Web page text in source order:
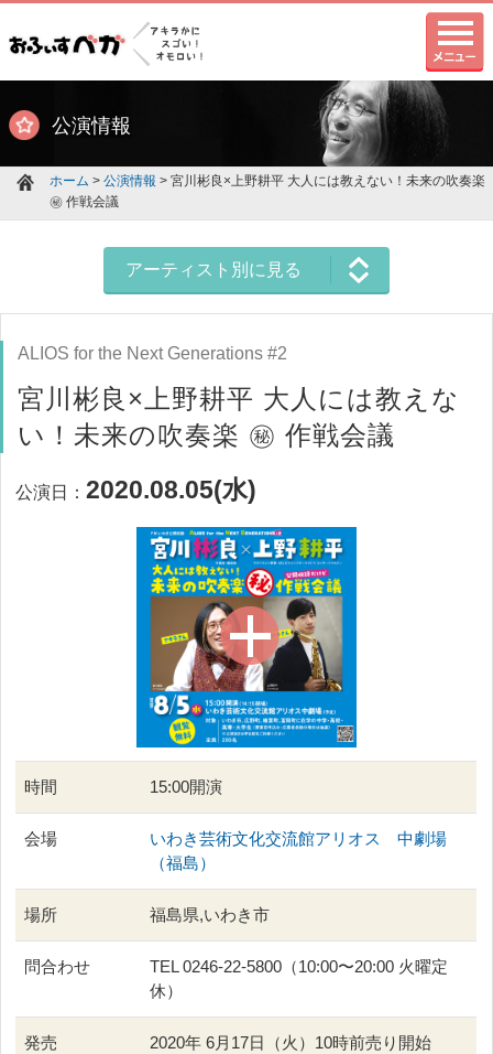
公演情報
ホーム > 公演情報 > 宮川彬良×上野耕平 大人には教えない！未来の吹奏楽
㊙ 作戦会議
アーティスト別に見る
ALIOS for the Next Generations #2
宮川彬良×上野耕平 大人には教えな
い！未来の吹奏楽 ㊙ 作戦会議
公演日：2020.08.05(水)
時間 15:00開演
会場
いわき芸術文化交流館アリオス 中劇場
（福島）
場所 福島県,いわき市
問合わせ
TEL 0246-22-5800（10:00〜20:00 火曜定
休）
発売 2020年 6月17日（火）10時前売り開始